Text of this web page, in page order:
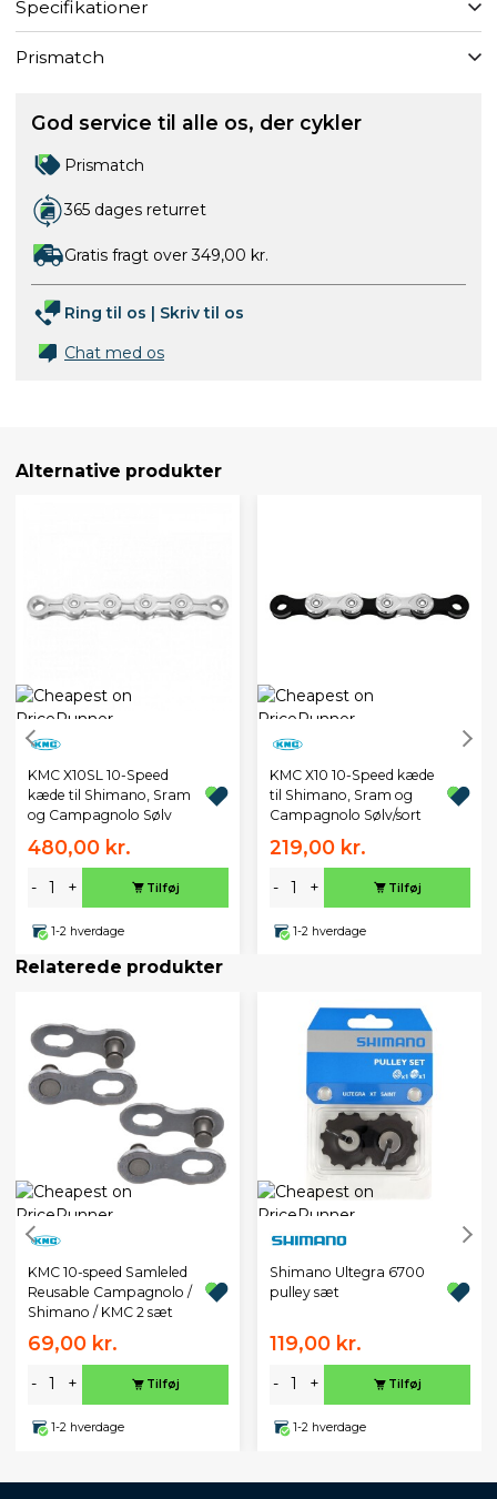
Specifikationer
Prismatch
God service til alle os, der cykler
Prismatch
365 dages returret
Gratis fragt over 349,00 kr.
Ring til os | Skriv til os
Chat med os
Alternative produkter
KMC X10SL 10-Speed
kæde til Shimano, Sram
og Campagnolo Sølv
480,00 kr.
- + Tilføj
1-2 hverdage
KMC X10 10-Speed kæde
til Shimano, Sram og
Campagnolo Sølv/sort
219,00 kr.
- + Tilføj
1-2 hverdage
Relaterede produkter
KMC 10-speed Samleled
Reusable Campagnolo /
Shimano / KMC 2 sæt
69,00 kr.
- + Tilføj
1-2 hverdage
Shimano Ultegra 6700
pulley sæt
119,00 kr.
- + Tilføj
1-2 hverdage